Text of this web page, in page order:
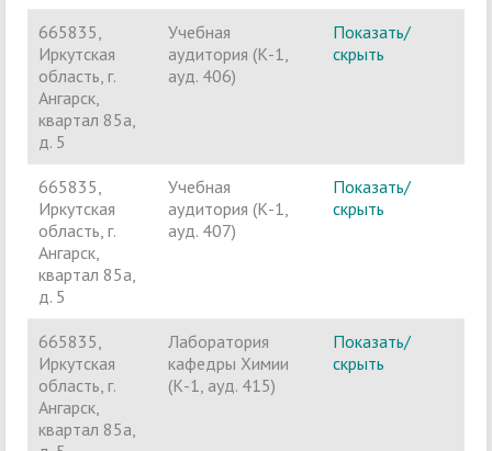
665835,
Иркутская
область, г.
Ангарск,
квартал 85а,
д. 5
Учебная
аудитория (К-1,
ауд. 406)
Показать/
скрыть
665835,
Иркутская
область, г.
Ангарск,
квартал 85а,
д. 5
Учебная
аудитория (К-1,
ауд. 407)
Показать/
скрыть
665835,
Иркутская
область, г.
Ангарск,
квартал 85а,
Лаборатория
кафедры Химии
(К-1, ауд. 415)
Показать/
скрыть